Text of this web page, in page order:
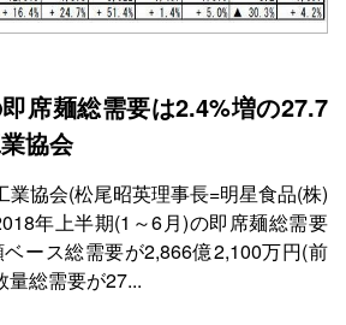
席麺総需要は2.4%増の27.7
協会
業協会(松尾昭英理事長=明星食品(株)
年上半期(1～6月)の即席麺総需要
ース総需要が2,866億2,100万円(前
量総需要が27...